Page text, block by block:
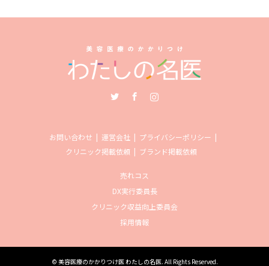
お問い合わせ 運営会社
プライバシーポリシー
クリニック掲載依頼
ブランド掲載依頼
売れコス
DX実行委員長
クリニック収益向上委員会
採用情報
© 美容医療のかかりつけ医 わたしの名医. All Rights Reserved.